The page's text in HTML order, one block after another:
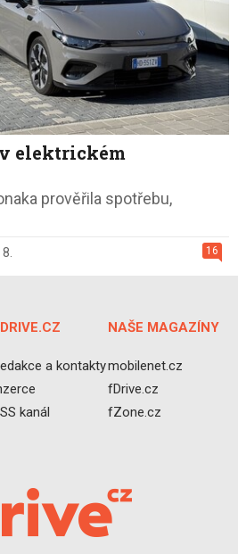
elektrickém
prověřila spotřebu,
16
8.
a kontakty
kanál
NAŠE MAGAZÍNY
mobilenet.cz
fDrive.cz
fZone.cz